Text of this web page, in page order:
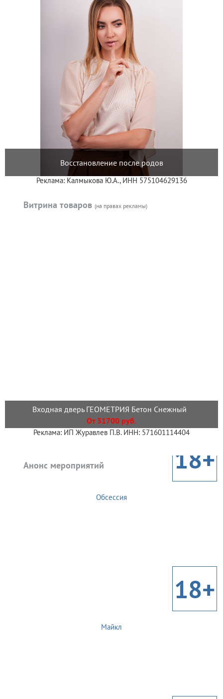
Восстановление после родов
Реклама: Калмыкова Ю.А., ИНН 575104629136
Витрина товаров (на правах рекламы)
Входная дверь ГЕОМЕТРИЯ Бетон Снежный
От 31700 руб.
Реклама: ИП Журавлев П.В. ИНН: 571601114404
Анонс мероприятий 18+
Обсессия
18+
Майкл